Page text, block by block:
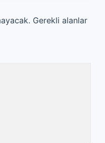
Gerekli alanlar